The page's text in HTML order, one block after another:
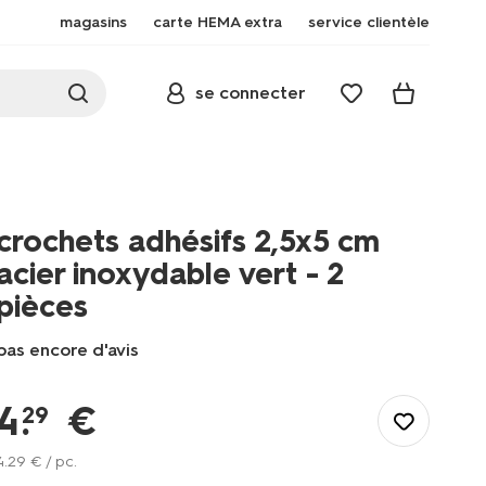
magasins carte HEMA extra service clientèle
se connecter
adhésifs 2,5x5 cm
inoxydable vert - 2
encore d'avis
accessoire-
.
29 €
.29 € / pc.